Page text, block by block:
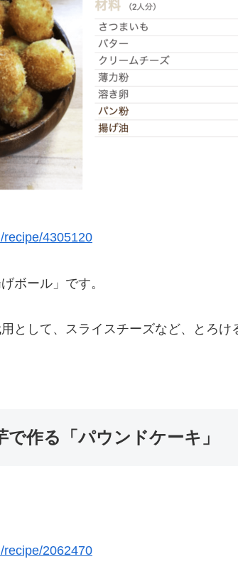
recipe/4305120
ボール」です。
として、スライスチーズなど、とろけ
で作る「パウンドケーキ」
recipe/2062470